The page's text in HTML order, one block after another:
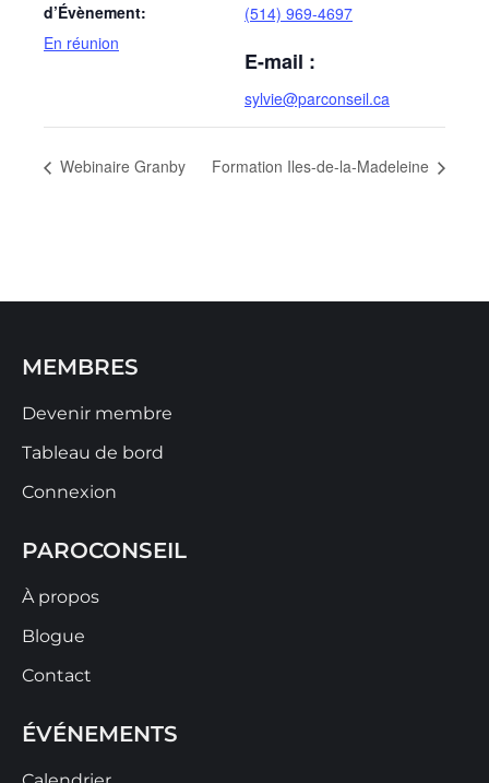
d’Évènement:
En réunion
(514) 969-4697
E-mail :
sylvie@parconseil.ca
Webinaire Granby Formation Iles-de-la-Madeleine
MEMBRES
Devenir membre
Tableau de bord
Connexion
PAROCONSEIL
À propos
Blogue
Contact
ÉVÉNEMENTS